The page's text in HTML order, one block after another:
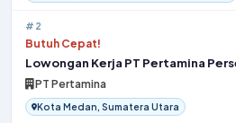
#2
Butuh Cepat!
Lowongan Kerja PT Pertamina
PT Pertamina
Kota Medan, Sumatera Utara